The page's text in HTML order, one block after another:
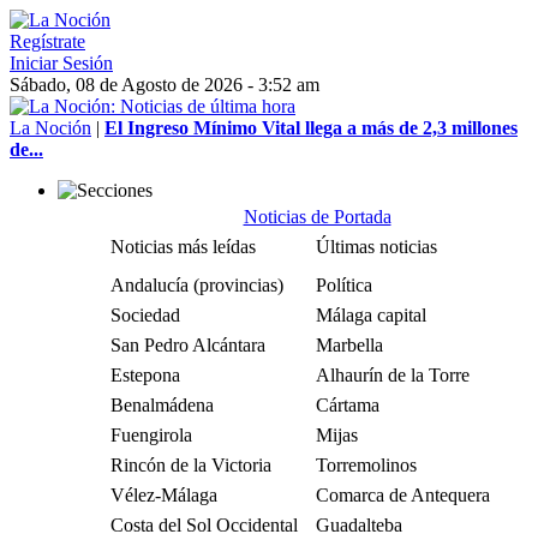
Regístrate
Iniciar Sesión
Sábado, 08 de Agosto de 2026 - 3:52 am
La Noción | El Ingreso Mínimo Vital llega a más de 2,3 millones
de...
Noticias de Portada
Noticias más leídas
Últimas noticias
Andalucía (provincias)
Política
Sociedad
Málaga capital
San Pedro Alcántara
Marbella
Estepona
Alhaurín de la Torre
Benalmádena
Cártama
Fuengirola
Mijas
Rincón de la Victoria
Torremolinos
Vélez-Málaga
Comarca de Antequera
Costa del Sol Occidental
Guadalteba